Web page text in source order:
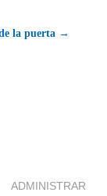
la puerta →
ADMINISTRAR